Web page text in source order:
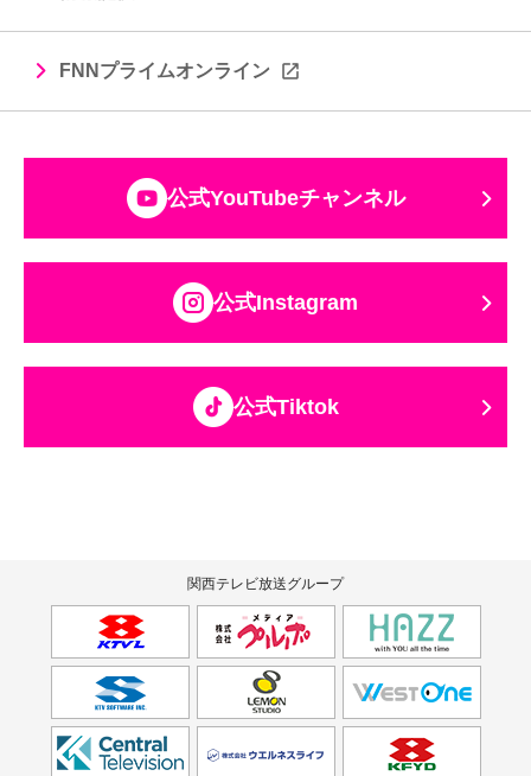
FNNプライムオンライン
公式YouTubeチャンネル
公式Instagram
公式Tiktok
関西テレビ放送グループ